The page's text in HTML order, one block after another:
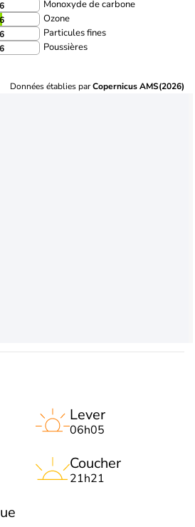
Monoxyde de carbone
Ozone
Particules fines
Poussières
Données établies parCopernicus AMS(2026)
Lever
06h05
Coucher
21h21